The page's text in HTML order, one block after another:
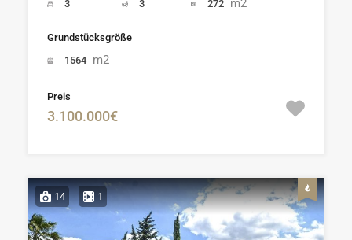
3
3
272 m2
Grundstücksgröße
1564 m2
Preis
3.100.000€
14 1